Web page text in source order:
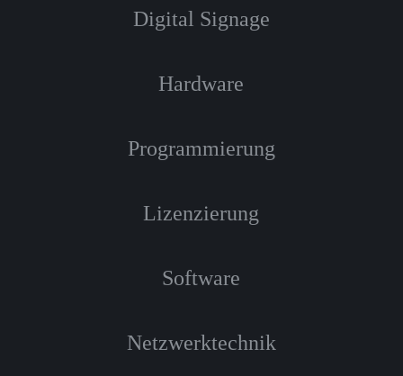
Digital Signage
Hardware
Programmierung
Lizenzierung
Software
Netzwerktechnik